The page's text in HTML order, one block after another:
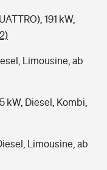
191 kW,
Limousine, ab
kW, Diesel, Kombi,
Limousine, ab